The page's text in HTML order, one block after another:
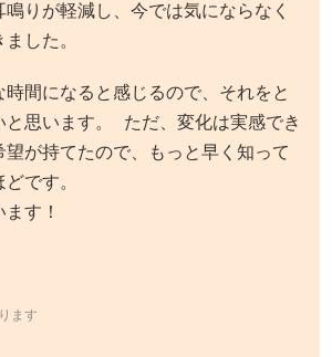
りが軽減し、今では気にならなく
した。
時間になると感じるので、それをと
と思います。 ただ、変化は実感でき
望が持てたので、もっと早く知って
です。
す！
ます